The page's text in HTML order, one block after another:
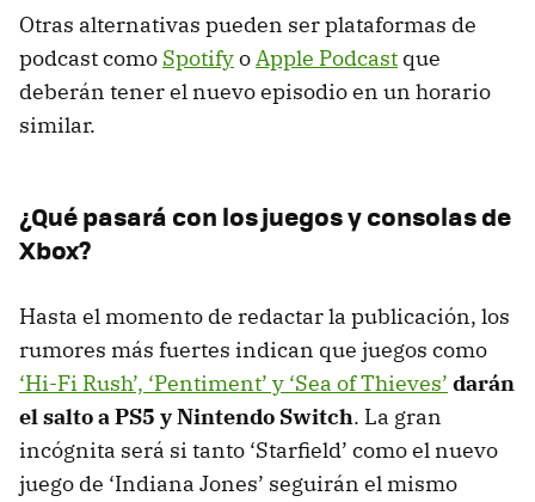
Otras alternativas pueden ser plataformas de
podcast como SpotifyoApple Podcast que
deberán tener el nuevo episodio en un horario
similar.
¿Qué pasará con los juegos y consolas de
Xbox?
Hasta el momento de redactar la publicación, los
rumores más fuertes indican que juegos como
‘Hi-Fi Rush’, ‘Pentiment’ y ‘Sea of Thieves’ darán
el salto a PS5 y Nintendo Switch. La gran
incógnita será si tanto ‘Starfield’ como el nuevo
juego de ‘Indiana Jones’ seguirán el mismo